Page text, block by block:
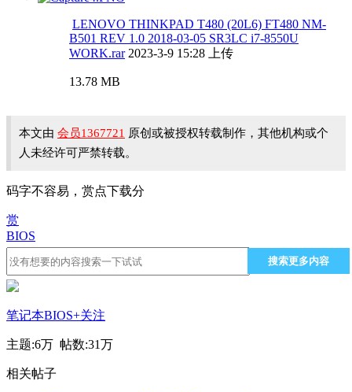
LENOVO THINKPAD T480 (20L6) FT480 NM-
B501 REV 1.0 2018-03-05 SR3LC i7-8550U
WORK.rar 2023-3-9 15:28 上传
13.78 MB
本文由 会员1367721 原创或被授权转载制作，其他机构或个
人未经许可严禁转载。
码字不容易，赏点下载分
赏
BIOS
搜索更多内容
笔记本BIOS+关注
主题:6万 帖数:31万
相关帖子